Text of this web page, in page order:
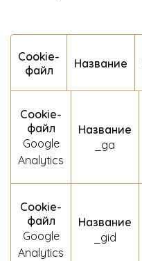
Сookie-
файл
Название
Сookie-
файл
Google
Analytics
Название
_ga
Сookie-
файл
Google
Analytics
Название
_gid